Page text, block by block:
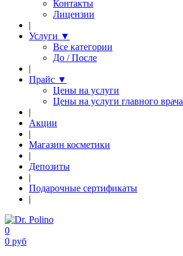
Контакты
Лицензии
|
Услуги ▼
Все категории
До / После
|
Прайс ▼
Цены на услуги
Цены на услуги главного врача
|
Акции
|
Магазин косметики
|
Депозиты
|
Подарочные сертификаты
|
0
0 руб